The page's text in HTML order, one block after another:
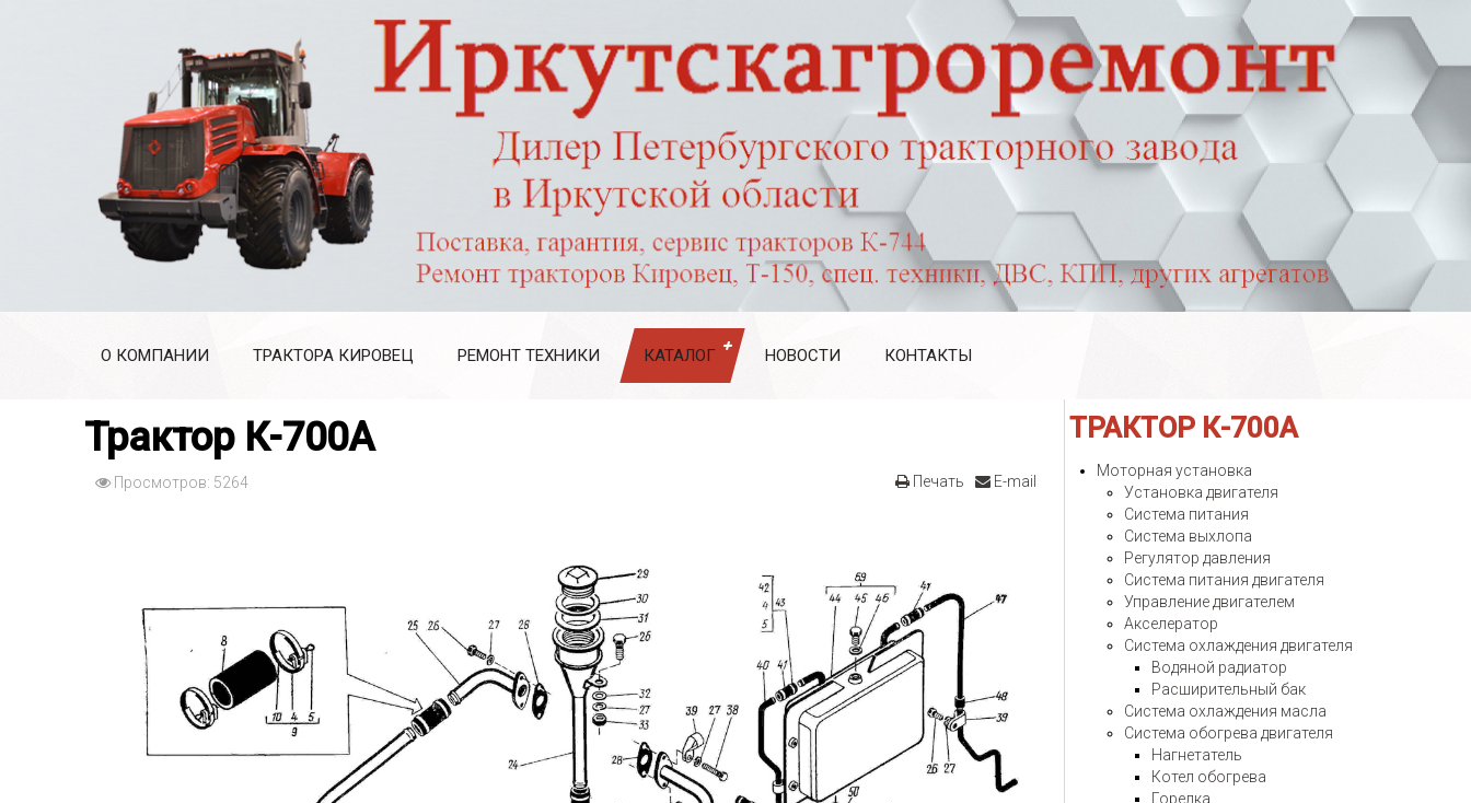
О КОМПАНИИ ТРАКТОРА КИРОВЕЦ РЕМОНТ ТЕХНИКИ КАТАЛОГ НОВОСТИ КОНТАКТЫ
Трактор К-700А
Печать E-mail
Просмотров: 5264
ТРАКТОР К-700А
Моторная установка
Установка двигателя
Система питания
Система выхлопа
Регулятор давления
Система питания двигателя
Управление двигателем
Акселератор
Система охлаждения двигателя
Водяной радиатор
Расширительный бак
Система охлаждения масла
Система обогрева двигателя
Нагнетатель
Котел обогрева
Горелка